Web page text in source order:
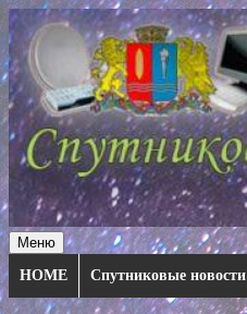
Перейти
к
содержимому
Меню
HOME
Спутниковые новости